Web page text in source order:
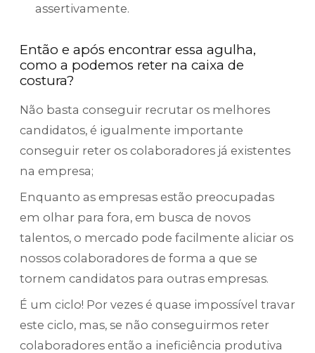
assertivamente.
Então e após encontrar essa agulha,
como a podemos reter na caixa de
costura?
Não basta conseguir recrutar os melhores
candidatos, é igualmente importante
conseguir reter os colaboradores já existentes
na empresa;
Enquanto as empresas estão preocupadas
em olhar para fora, em busca de novos
talentos, o mercado pode facilmente aliciar os
nossos colaboradores de forma a que se
tornem candidatos para outras empresas.
É um ciclo! Por vezes é quase impossível travar
este ciclo, mas, se não conseguirmos reter
colaboradores então a ineficiência produtiva